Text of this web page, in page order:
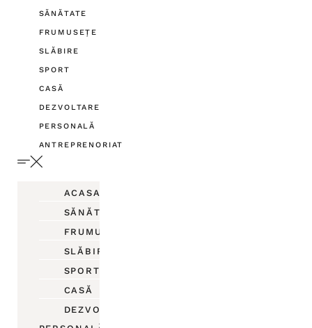
SĂNĂTATE
FRUMUSEȚE
SLĂBIRE
SPORT
CASĂ
DEZVOLTARE
PERSONALĂ
ANTREPRENORIAT
ACASA
SĂNĂTATE
FRUMUSEȚE
SLĂBIRE
SPORT
CASĂ
DEZVOLTARE